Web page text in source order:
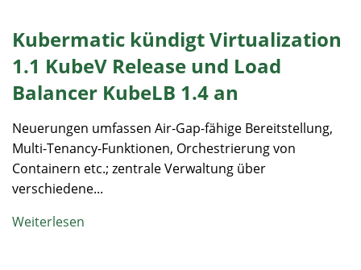
Kubermatic kündigt Virtualization
1.1 KubeV Release und Load
Balancer KubeLB 1.4 an
Neuerungen umfassen Air-Gap-fähige Bereitstellung,
Multi-Tenancy-Funktionen, Orchestrierung von
Containern etc.; zentrale Verwaltung über
verschiedene...
Weiterlesen